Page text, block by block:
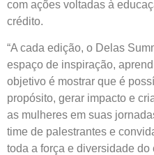
com ações voltadas à
crédito.
“A cada edição, o Delas
espaço de inspiração,
objetivo é mostrar que é
propósito, gerar impacto e
as mulheres em suas
time de palestrantes e
toda a força e diversidade